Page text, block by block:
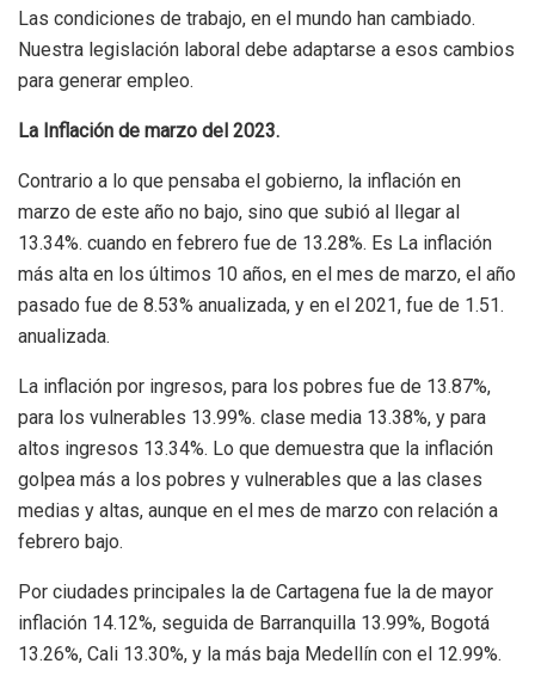
Las condiciones de trabajo, en el mundo han cambiado.
Nuestra legislación laboral debe adaptarse a esos cambios
para generar empleo.
La Inflación de marzo del 2023.
Contrario a lo que pensaba el gobierno, la inflación en
marzo de este año no bajo, sino que subió al llegar al
13.34%. cuando en febrero fue de 13.28%. Es La inflación
más alta en los últimos 10 años, en el mes de marzo, el año
pasado fue de 8.53% anualizada, y en el 2021, fue de 1.51.
anualizada.
La inflación por ingresos, para los pobres fue de 13.87%,
para los vulnerables 13.99%. clase media 13.38%, y para
altos ingresos 13.34%. Lo que demuestra que la inflación
golpea más a los pobres y vulnerables que a las clases
medias y altas, aunque en el mes de marzo con relación a
febrero bajo.
Por ciudades principales la de Cartagena fue la de mayor
inflación 14.12%, seguida de Barranquilla 13.99%, Bogotá
13.26%, Cali 13.30%, y la más baja Medellín con el 12.99%.